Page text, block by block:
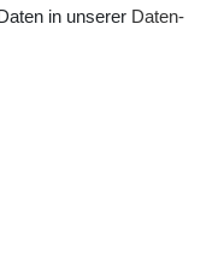
Rechte vorbehalten.
in unserer Daten­